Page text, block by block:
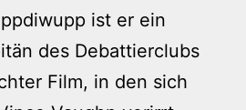
ist er ein
des Debattierclubs
Film, in den sich